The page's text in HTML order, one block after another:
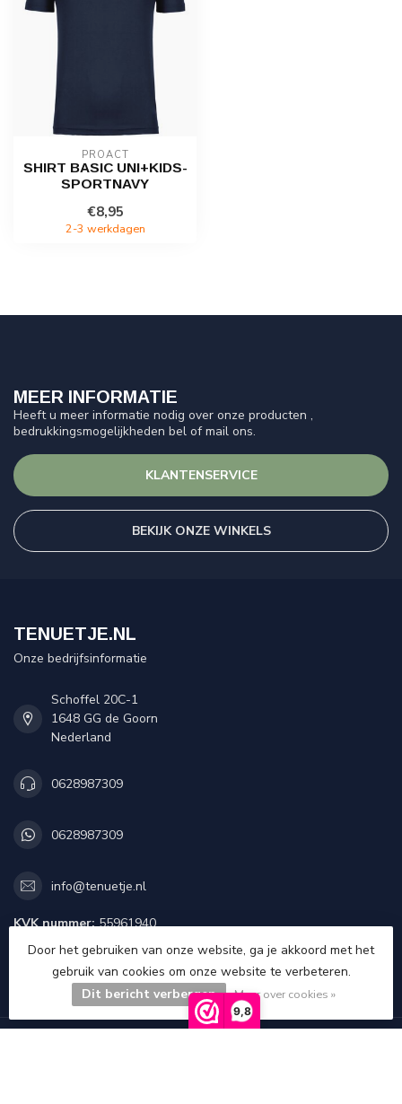
9,8
PROACT
SHIRT BASIC UNI+KIDS-
SPORTNAVY
€8,95
2-3 werkdagen
MEER INFORMATIE
Heeft u meer informatie nodig over onze producten ,
bedrukkingsmogelijkheden bel of mail ons.
KLANTENSERVICE
BEKIJK ONZE WINKELS
TENUETJE.NL
Onze bedrijfsinformatie
Schoffel 20C-1
1648 GG de Goorn
Nederland
0628987309
0628987309
info@tenuetje.nl
KVK nummer:55961940
btw-nummer:NL851923987B01
CATEGORIEËN
Door het gebruiken van onze website, ga je akkoord met het
gebruik van cookies om onze website te verbeteren.
Dit bericht verbergen
Meer over cookies »